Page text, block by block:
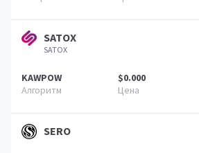
SATOX
SATOX
KAWPOW $0.000
SERO